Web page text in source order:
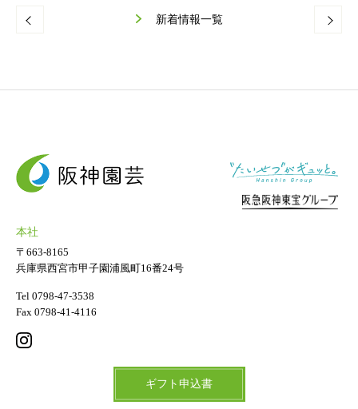
ソーシャルメディア規約
新着情報一覧
本社
〒663-8165
兵庫県西宮市甲子園浦風町16番24号
Tel 0798-47-3538
Fax 0798-41-4116
ギフト申込書